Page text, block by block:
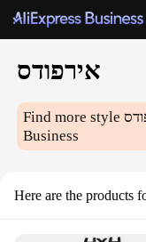
אירפודס
Find more style
Business
Here are the products